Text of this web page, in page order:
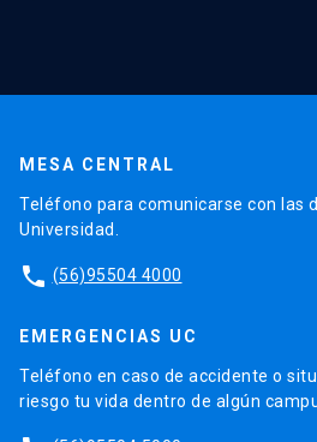
MESA CENTRAL
Teléfono para comunicarse con las
Universidad.
phone (56)95504 4000
EMERGENCIAS UC
Teléfono en caso de accidente o
riesgo tu vida dentro de algún